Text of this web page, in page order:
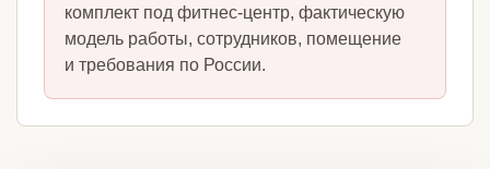
комплект под фитнес-центр, фактическую
модель работы, сотрудников, помещение
и требования по России.